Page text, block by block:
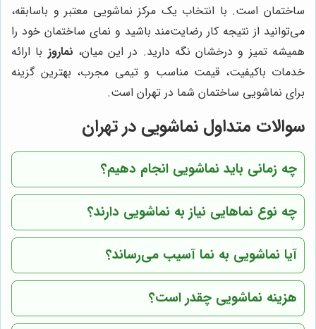
ساختمان است. با انتخاب یک مرکز نماشویی معتبر و باسابقه،
می‌توانید از نتیجه کار رضایت‌مند باشید و نمای ساختمان خود را
همیشه تمیز و درخشان نگه دارید. در این میان، نماروز با ارائه
خدمات باکیفیت، قیمت مناسب و تیمی مجرب، بهترین گزینه
برای نماشویی ساختمان شما در تهران است.
سوالات متداول نماشویی در تهران
چه زمانی باید نماشویی انجام دهیم؟
چه نوع نماهایی نیاز به نماشویی دارند؟
آیا نماشویی به نما آسیب می‌رساند؟
هزینه نماشویی چقدر است؟